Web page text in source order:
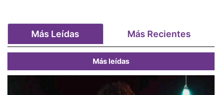
Más Leídas Más Recientes
Más leídas